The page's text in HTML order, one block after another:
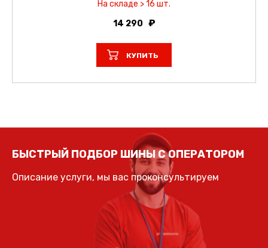
На складе > 16 шт.
14 290
КУПИТЬ
БЫСТРЫЙ ПОДБОР ШИНЫ С ОПЕРАТОРОМ
Описание услуги, мы вас проконсультируем